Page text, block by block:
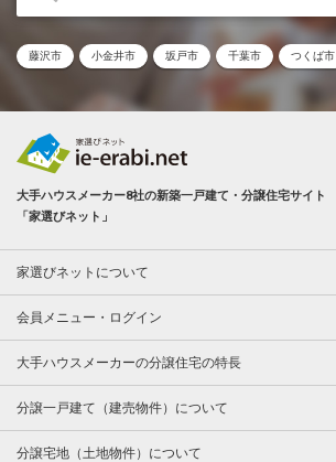
藤沢市 小金井市 坂戸市 千葉市 つくば市
大手ハウスメーカー8社の新築一戸建て・分譲住宅サイト
「家選びネット」
家選びネットについて
会員メニュー・ログイン
大手ハウスメーカーの分譲住宅の特長
分譲一戸建て（建売物件）について
分譲宅地（土地物件）について